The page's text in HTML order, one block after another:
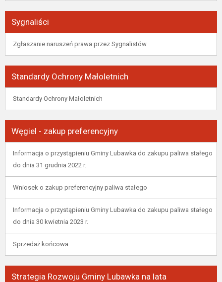
Sygnaliści
Zgłaszanie naruszeń prawa przez Sygnalistów
Standardy Ochrony Małoletnich
Standardy Ochrony Małoletnich
Węgiel - zakup preferencyjny
Informacja o przystąpieniu Gminy Lubawka do zakupu paliwa stałego
do dnia 31 grudnia 2022 r.
Wniosek o zakup preferencyjny paliwa stałego
Informacja o przystąpieniu Gminy Lubawka do zakupu paliwa stałego
do dnia 30 kwietnia 2023 r.
Sprzedaż końcowa
Strategia Rozwoju Gminy Lubawka na lata